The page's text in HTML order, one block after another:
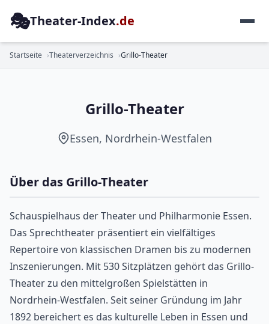
🎭Theater-Index.de
Startseite Theaterverzeichnis Grillo-Theater
SCHAUSPIEL
Grillo-Theater
Essen, Nordrhein-Westfalen
Über das Grillo-Theater
Schauspielhaus der Theater und Philharmonie Essen.
Das Sprechtheater präsentiert ein vielfältiges
Repertoire von klassischen Dramen bis zu modernen
Inszenierungen. Mit 530 Sitzplätzen gehört das Grillo-
Theater zu den mittelgroßen Spielstätten in
Nordrhein-Westfalen. Seit seiner Gründung im Jahr
1892 bereichert es das kulturelle Leben in Essen und